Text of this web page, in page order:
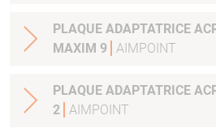
PLAQUE ADAPTATRICE
MAXIM 9
AIMPOINT
PLAQUE ADAPTATRICE
2 AIMPOINT